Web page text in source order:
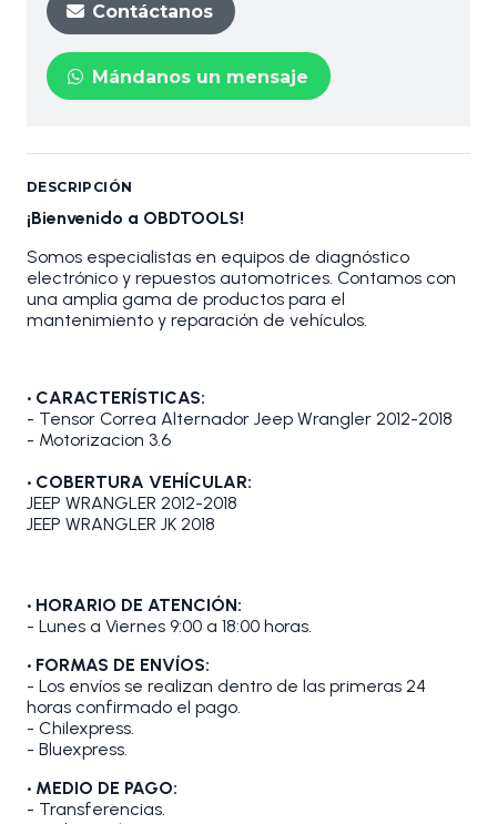
Contáctanos
Mándanos un mensaje
DESCRIPCIÓN
¡Bienvenido a OBDTOOLS!
Somos especialistas en equipos de diagnóstico
electrónico y repuestos automotrices. Contamos con
una amplia gama de productos para el
mantenimiento y reparación de vehículos.
• CARACTERÍSTICAS:
- Tensor Correa Alternador Jeep Wrangler 2012-2018
- Motorizacion 3.6
• COBERTURA VEHÍCULAR:
JEEP WRANGLER 2012-2018
JEEP WRANGLER JK 2018
• HORARIO DE ATENCIÓN:
- Lunes a Viernes 9:00 a 18:00 horas.
• FORMAS DE ENVÍOS:
- Los envíos se realizan dentro de las primeras 24
horas confirmado el pago.
- Chilexpress.
- Bluexpress.
• MEDIO DE PAGO:
- Transferencias.